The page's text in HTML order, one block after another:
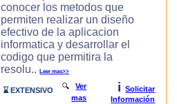
conocer los metodos que
permiten realizar un diseño
efectivo de la aplicacion
informatica y desarrollar el
codigo que permitira la
resolu..Leer mas>>
⌛ EXTENSIVO 🔍Ver
mas
i
Solicitar
Información